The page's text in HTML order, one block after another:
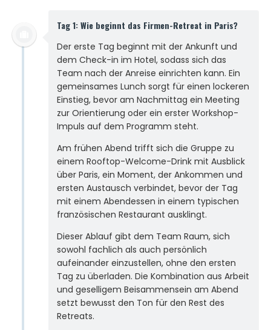
Tag 1: Wie beginnt das Firmen-Retreat in Paris?
Der erste Tag beginnt mit der Ankunft und
dem Check-in im Hotel, sodass sich das
Team nach der Anreise einrichten kann. Ein
gemeinsames Lunch sorgt für einen lockeren
Einstieg, bevor am Nachmittag ein Meeting
zur Orientierung oder ein erster Workshop-
Impuls auf dem Programm steht.
Am frühen Abend trifft sich die Gruppe zu
einem Rooftop-Welcome-Drink mit Ausblick
über Paris, ein Moment, der Ankommen und
ersten Austausch verbindet, bevor der Tag
mit einem Abendessen in einem typischen
französischen Restaurant ausklingt.
Dieser Ablauf gibt dem Team Raum, sich
sowohl fachlich als auch persönlich
aufeinander einzustellen, ohne den ersten
Tag zu überladen. Die Kombination aus Arbeit
und geselligem Beisammensein am Abend
setzt bewusst den Ton für den Rest des
Retreats.